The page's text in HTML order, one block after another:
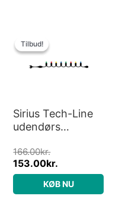
Tilbud!
Tilbud!
Sirius Tech-Line
udendørs
farvede lys, 4,5
meter, startsæt
166.00kr.
var:
153.00kr.
er:
KØB NU